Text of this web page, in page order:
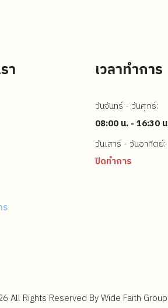
า
ร
เวลาทำการ
วันจันทร์ - วันศุกร์:
08:00 น. - 16:30
วันเสาร์ - วันอาทิตย์:
ปิดทำการ
All Rights Reserved By Wide Faith